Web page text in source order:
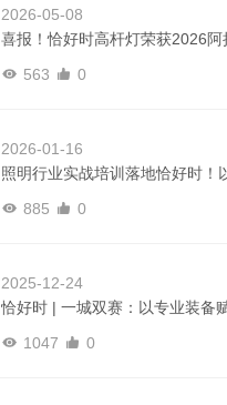
2026-05-08
喜报！恰好时高杆灯荣获2026阿
全国优秀照明产品奖
563 0
2026-01-16
照明行业实战培训落地恰好时！
实力，获行业信赖之选！
885 0
2025-12-24
恰好时 | 一城双赛：以专业装备
亮羽球巅峰时刻！
1047 0